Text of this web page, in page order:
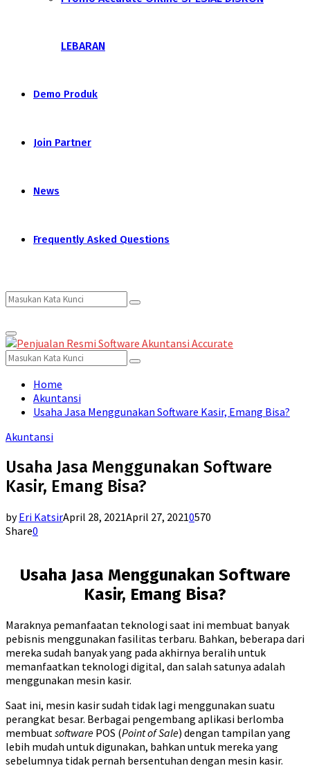
LEBARAN
Demo Produk
Join Partner
News
Frequently Asked Questions
Search
for:
Search
Primary
Menu
Search
for:
Search
Home
Akuntansi
Usaha Jasa Menggunakan Software Kasir, Emang Bisa?
Akuntansi
Usaha Jasa Menggunakan Software
Kasir, Emang Bisa?
byEri KatsirApril 28, 2021April 27, 20210570
Share0
Usaha Jasa Menggunakan Software
Kasir, Emang Bisa?
Maraknya pemanfaatan teknologi saat ini membuat banyak
pebisnis menggunakan fasilitas terbaru. Bahkan, beberapa dari
mereka sudah banyak yang pada akhirnya beralih untuk
memanfaatkan teknologi digital, dan salah satunya adalah
menggunakan mesin kasir.
Saat ini, mesin kasir sudah tidak lagi menggunakan suatu
perangkat besar. Berbagai pengembang aplikasi berlomba
membuat software POS (Point of Sale) dengan tampilan yang
lebih mudah untuk digunakan, bahkan untuk mereka yang
sebelumnya tidak pernah bersentuhan dengan mesin kasir.